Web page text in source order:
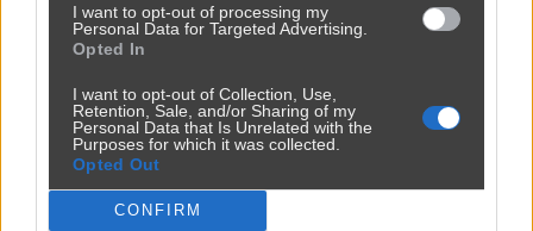
I want to opt-out of processing my
Personal Data for Targeted Advertising.
Opted In
I want to opt-out of Collection, Use,
Retention, Sale, and/or Sharing of my
Personal Data that Is Unrelated with the
Purposes for which it was collected.
Opted Out
CONFIRM